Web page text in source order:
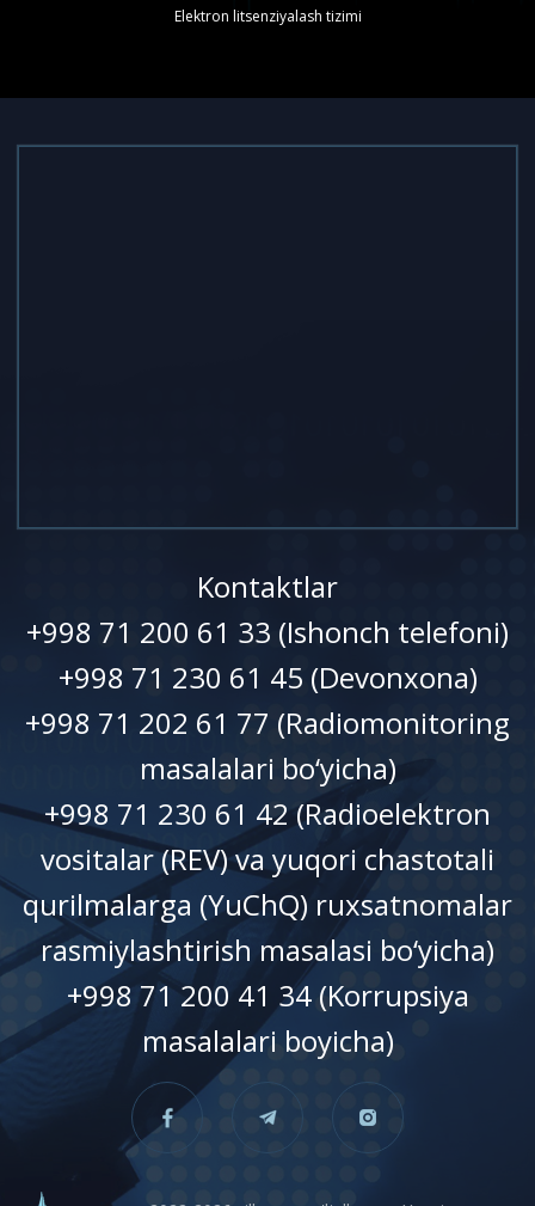
Elektron litsenziyalash tizimi
Kontaktlar
+998 71 200 61 33 (Ishonch telefoni)
+998 71 230 61 45 (Devonxonа)
+998 71 202 61 77 (Radiomonitoring
masalalari bo‘yicha)
+998 71 230 61 42 (Radioelektron
vositalar (REV) va yuqori chastotali
qurilmalarga (YuChQ) ruxsatnomalar
rasmiylashtirish masalasi bo‘yicha)
+998 71 200 41 34 (Korrupsiya
masalalari boyicha)